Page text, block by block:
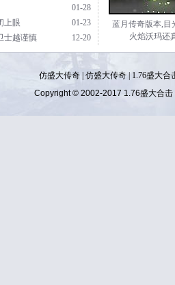
01-28
01-23
上眼
12-20
士越谨慎
蓝月传奇版本,目
火焰沃玛还
仿盛大传奇| 仿盛大传奇|
1.76盛大合
Copyright © 2002-2017 1.76盛大合击